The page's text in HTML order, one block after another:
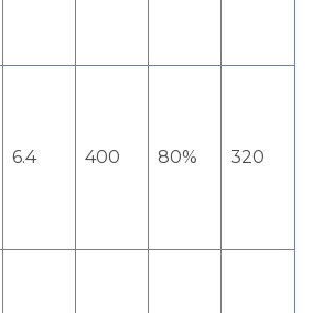
6.4 400 80% 320